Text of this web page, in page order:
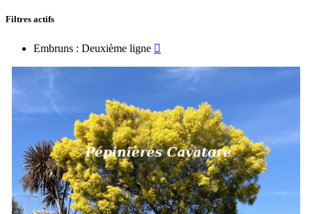
Filtres actifs
Embruns : Deuxième ligne 